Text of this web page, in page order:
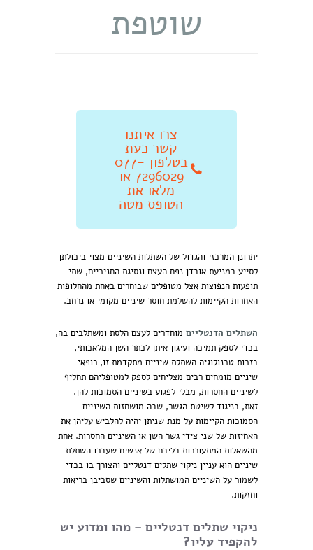
שוטפת
צרו איתנו
קשר כעת
בטלפון 077-
7296029 או
מלאו את
הטופס מטה
יתרונן המרכזי והגדול של השתלות השיניים מצוי ביכולתן
לסייע במניעת אובדן נפח העצם ונסיגת החניכיים, שתי
תופעות הנפוצות אצל מטופלים שבוחרים באחת מהחלופות
האחרות הקיימות להשלמת חוסר שיניים מקומי או נרחב.
השתלים הדנטליים מוחדרים לעצם הלסת ומשתלבים בה,
בכדי לספק תמיכה ועיגון איתן לכתר השן המלאכותי,
בזכות טכנולוגיה השתלת שיניים מתקדמת זו, רופאי
שיניים מומחים רבים מצליחים לספק למטופליהם תחליף
לשיניים החסרות, מבלי לפגוע בשיניים הסמוכות להן.
זאת, בניגוד לשיטת הגשר, שבה מושחזות השיניים
הסמוכות הקיימות על מנת שניתן יהיה להלביש עליהן את
האחיזות של שני צידי גשר השן או השיניים החסרות. אחת
מהשאלות המתעוררות בליבם של אנשים שעברו השתלת
שיניים הוא עניין ניקוי שתלים דנטליים והצורך בו בכדי
לשמור על השיניים המושתלות והשיניים שסביבן בריאות
וחזקות.
ניקוי שתלים דנטליים – מהו ומדוע יש
להקפיד עליו?